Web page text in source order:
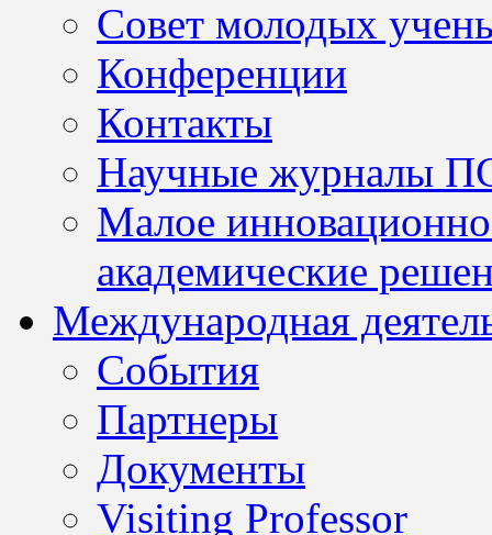
Совет молодых
Конференции
Контакты
Научные журналы
Малое
академические
Международная
События
Партнеры
Документы
Visiting Professor